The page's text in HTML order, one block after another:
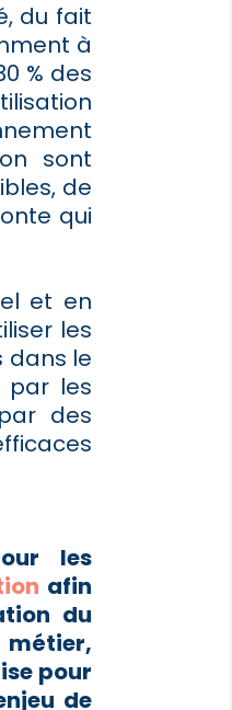
du fait
à
% des
sont
de
qui
et en
les
dans le
par les
des
les
afin
du
pour
de